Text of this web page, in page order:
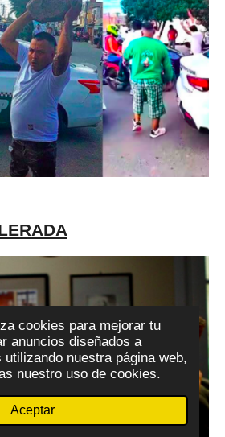
cookies para mejorar tu
anuncios diseñados a
nuestra página web,
nuestro uso de cookies.
Aceptar